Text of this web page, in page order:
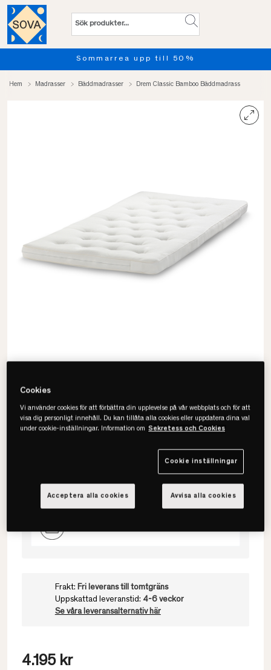
Sommarrea upp till 50%
Hem Madrasser Bäddmadrasser Drem Classic Bamboo Bäddmadrass
Drem
Classic Bamboo Bäddmadrass
Välj storlek
Frakt: Fri leverans till tomtgräns
Uppskattad leveranstid: 4-6 veckor
Se våra leveransalternativ här
4.195 kr
Cookies
Vi använder cookies för att förbättra din upplevelse på vår webbplats och för att
visa dig personligt innehåll. Du kan tillåta alla cookies eller uppdatera dina val
under cookie-inställningar. Information om Sekretess och Cookies
Cookie inställningar
Avvisa alla cookies
Acceptera alla cookies